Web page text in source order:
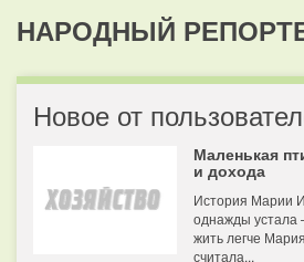
НАРОДНЫЙ
Новое от
Маленькая
и дохода
История Марии
однажды устала
жить легче
считала...